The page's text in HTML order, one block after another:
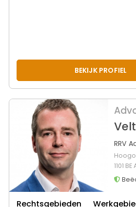
BEKIJK PROFIEL
RRV
1101
Rechtsgebieden